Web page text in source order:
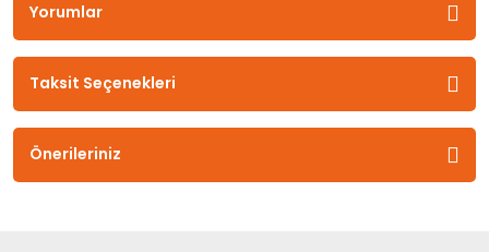
Yorumlar
Taksit Seçenekleri
Önerileriniz